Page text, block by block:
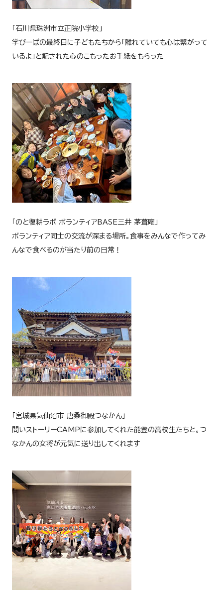
「石川県珠洲市立正院小学校」
学びーばの最終日に子どもたちから「離れていても心は繋がって
いるよ」と記された心のこもったお手紙をもらった
「のと復耕ラボ ボランティア BASE 三井 茅葺庵」
ボランティア同士の交流が深まる場所。食事をみんなで作ってみ
んなで食べるのが当たり前の日常！
「宮城県気仙沼市 唐桑御殿つなかん」
問いストーリーCAMPに参加してくれた能登の高校生たちと。つ
なかんの女将が元気に送り出してくれます